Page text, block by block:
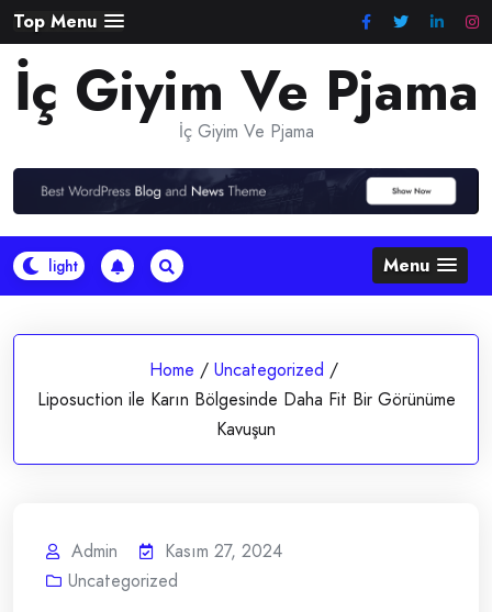
Skip
to
content
Top Menu
İç Giyim Ve Pjama
İç Giyim Ve Pjama
Menu
Home / Uncategorized /
Liposuction ile Karın Bölgesinde Daha Fit Bir Görünüme
Kavuşun
Admin
Kasım 27, 2024
Uncategorized